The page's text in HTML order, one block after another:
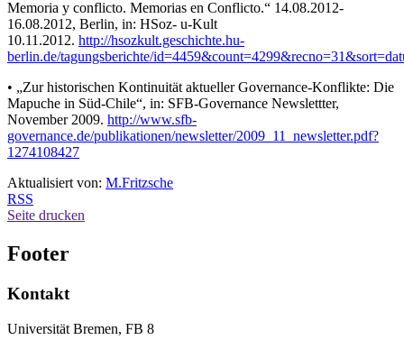
Memoria y conflicto. Memorias en Conflicto.“ 14.08.2012-
16.08.2012, Berlin, in: HSoz- u-Kult
10.11.2012. http://hsozkult.geschichte.hu-
berlin.de/tagungsberichte/
• „Zur historischen Kontinuität aktueller Governance-Konflikte: Die
Mapuche in Süd-Chile“, in: SFB-Governance Newslettter,
November 2009. http://www.sfb-
governance.de/publikationen/newsletter/2009_11_newsletter.pdf?
1274108427
Aktualisiert von: M.Fritzsche
RSS
Seite drucken
Footer
Kontakt
Universität Bremen, FB 8